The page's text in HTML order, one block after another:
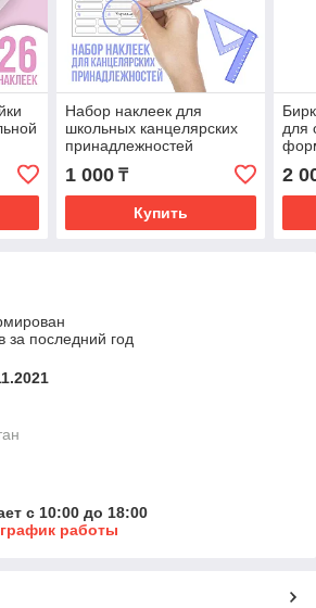
Набор наклеек для
школьных канцелярских
принадлежностей
Звездочки
1 000₸
Купить
для
2
за последний год
с 10:00 до 18:00
работы